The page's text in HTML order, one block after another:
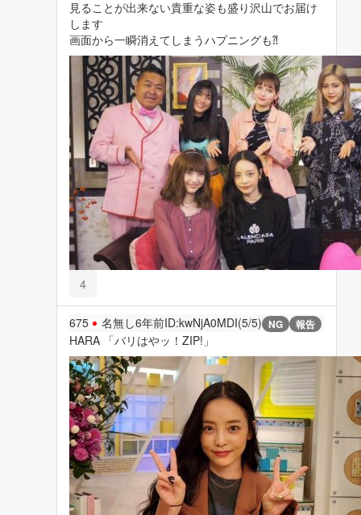
見ることが出来ない貴重な姿も盛り沢山でお届け
します
画面から一瞬消えてしまうハプニングも⁈
4
675 名無し6年前ID:kwNjA0MDI(5/5) NG 報告
HARA 「バリはやッ！ZIP!」